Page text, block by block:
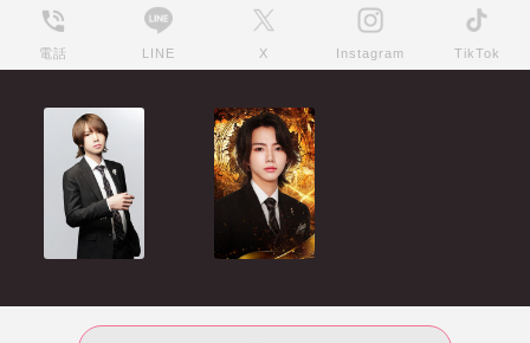
電話 LINE X Instagram TikTok